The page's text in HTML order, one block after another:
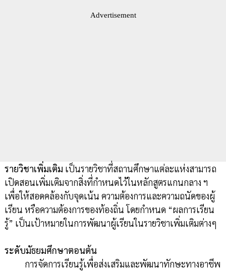
Advertisement
รายวิชาเพิ่มเติม เป็นรายวิชาที่สถานศึกษาแต่ละแห่งสามารถ
เปิดสอนเพิ่มเติมจากสิ่งที่กำหนดไว้ในหลักสูตรแกนกลาง ฯ
เพื่อให้สอดคล้องกับจุดเน้น ความต้องการและความถนัดของผู้
เรียน หรือความต้องการของท้องถิ่น โดยกำหนด “ผลการเรียน
รู้” เป็นเป้าหมายในการพัฒนาผู้เรียนในรายวิชาเพิ่มเติมต่างๆ
ระดับมัธยมศึกษาตอนต้น
การจัดการเรียนรู้เพื่อส่งเสริมและพัฒนาทักษะทางอาชีพ